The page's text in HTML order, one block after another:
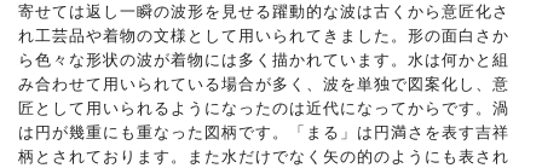
寄せては返し一瞬の波形を見せる躍動的な波は古くから意匠化さ
れ工芸品や着物の文様として用いられてきました。形の面白さか
ら色々な形状の波が着物には多く描かれています。水は何かと組
み合わせて用いられている場合が多く、波を単独で図案化し、意
匠として用いられるようになったのは近代になってからです。渦
は円が幾重にも重なった図柄です。「まる」は円満さを表す吉祥
柄とされております。また水だけでなく矢の的のようにも表され